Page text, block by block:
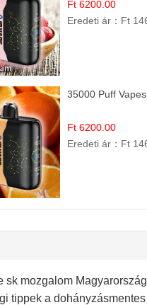
Ft 6200.00
Eredeti ár： Ft
35000 Puff
Ft 6200.00
Eredeti ár： Ft
sk mozgalom
tippek a